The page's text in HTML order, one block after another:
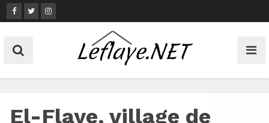
Skip
to
El-Flaye, village de